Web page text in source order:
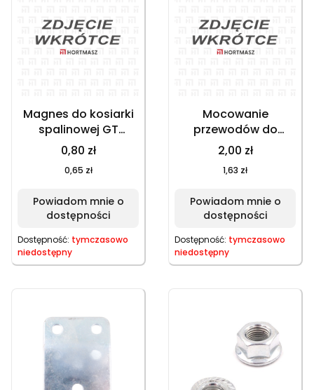
Magnes do kosiarki
spalinowej GT
153NEKS, HKS 246NE,
GT 146NEKS
0,80 zł
0,65 zł
Powiadom mnie o
dostępności
Dostępność: tymczasowo
niedostępny
Mocowanie
przewodów do
kosiarki spalinowej
GT 153NEKS, HKS
246NE, HKS 253NE, GT
2,00 zł
1,63 zł
Powiadom mnie o
dostępności
Dostępność: tymczasowo
niedostępny